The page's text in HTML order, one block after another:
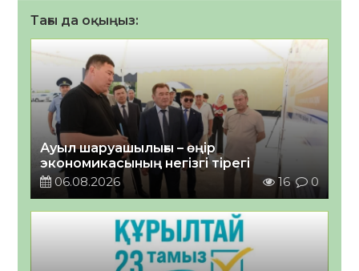
Тағы да оқыңыз:
Ауыл шаруашылығы – өңір
экономикасының негізгі тірегі
06.08.2026
16 0